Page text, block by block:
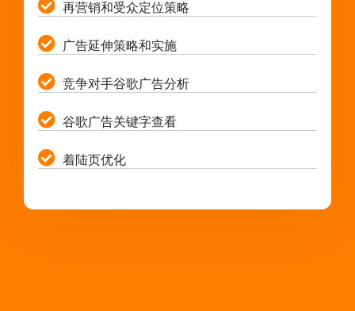
再营销和受众定位策略
广告延伸策略和实施
竞争对手谷歌广告分析
谷歌广告关键字查看
着陆页优化